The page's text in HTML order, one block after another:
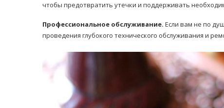
чтобы предотвратить утечки и поддерживать
Профессиональное обслуживание. Если вам не по
проведения глубокого технического обслуживания и